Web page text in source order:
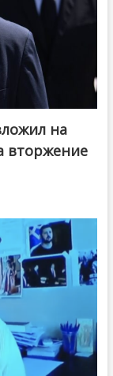
на
вторжение